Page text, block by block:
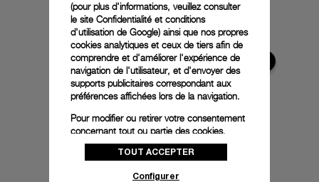
(pour plus d'informations, veuillez consulter
le site Confidentialité et conditions
d'utilisation de Google) ainsi que nos propres
cookies analytiques et ceux de tiers afin de
comprendre et d'améliorer l'expérience de
navigation de l'utilisateur, et d'envoyer des
supports publicitaires correspondant aux
préférences affichées lors de la navigation.
Pour modifier ou retirer votre consentement
concernant tout ou partie des cookies,
cliquez sur « Configurer » ou consultez notre
politique des cookiespour obtenir plus
TOUT ACCEPTER
Configurer